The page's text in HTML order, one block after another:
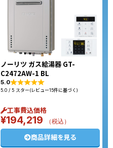
ノーリツ ガス給湯器 GT-
C2472AW-1 BL
5.0
5.0 / 5 スター(レビュー15件に基づく)
工事費込価格
¥194,219 （税込）
商品詳細を見る